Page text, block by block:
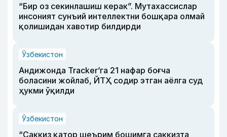
“Бир оз секинлашиш керак”. Мутахассислар
инсоният сунъий интеллектни бошқара олмай
қолишидан хавотир билдирди
Ўзбекистон
Андижонда Tracker’га 21 нафар боғча
боласини жойлаб, ЙТҲ содир этган аёлга суд
ҳукми ўқилди
Ўзбекистон
“Саккиз қатор шеърим бошимга саккизта